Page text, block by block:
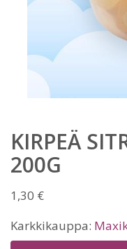
KIRPEÄ
200G
1,30 €
Karkkikauppa: